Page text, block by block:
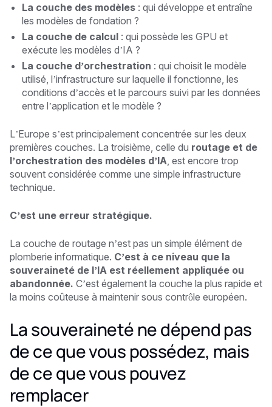
La couche des modèles : qui développe et entraîne
les modèles de fondation ?
La couche de calcul : qui possède les GPU et
exécute les modèles d’IA ?
La couche d’orchestration : qui choisit le modèle
utilisé, l’infrastructure sur laquelle il fonctionne, les
conditions d’accès et le parcours suivi par les données
entre l’application et le modèle ?
L’Europe s’est principalement concentrée sur les deux
premières couches. La troisième, celle du routage et de
l’orchestration des modèles d’IA , est encore trop
souvent considérée comme une simple infrastructure
technique.
C’est une erreur stratégique.
La couche de routage n’est pas un simple élément de
plomberie informatique. C’est à ce niveau que la
souveraineté de l’IA est réellement appliquée ou
abandonnée. C’est également la couche la plus rapide et
la moins coûteuse à maintenir sous contrôle européen.
La souveraineté ne dépend pas
de ce que vous possédez, mais
de ce que vous pouvez
remplacer